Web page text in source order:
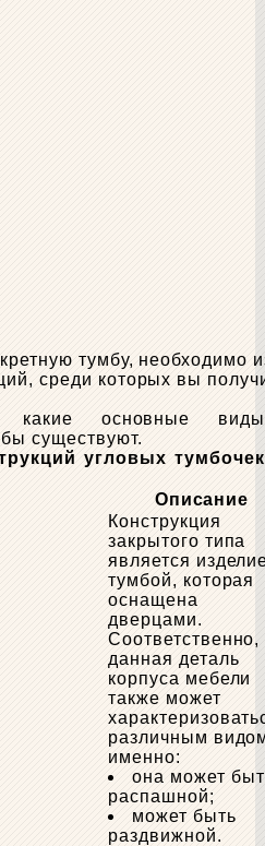
тумбу, необходимо
среди которых вы
какие основные виды
существуют.
угловых тумбочек
Описание
Конструкция
закрытого типа
является
тумбой, которая
оснащена
дверцами.
Соответственно,
данная деталь
корпуса мебели
также может
различным
именно:
она может
распашной;
может быть
раздвижной.